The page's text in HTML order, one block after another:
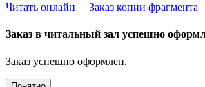
Читать онлайн
Заказ копии фрагмента
Заказ в читальный зал успешно
Заказ успешно оформлен.